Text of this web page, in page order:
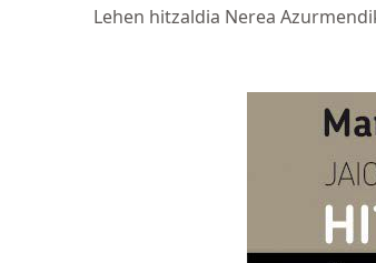
Lehen hitzaldia Nerea